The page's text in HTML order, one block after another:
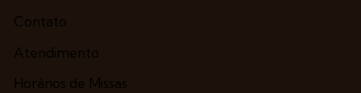
Contato
Atendimento
Horários de Missas